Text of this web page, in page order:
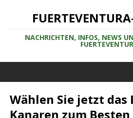
NACHRICHTEN, INFOS, NEWS
Wählen Sie jetzt das
Kanaren zum